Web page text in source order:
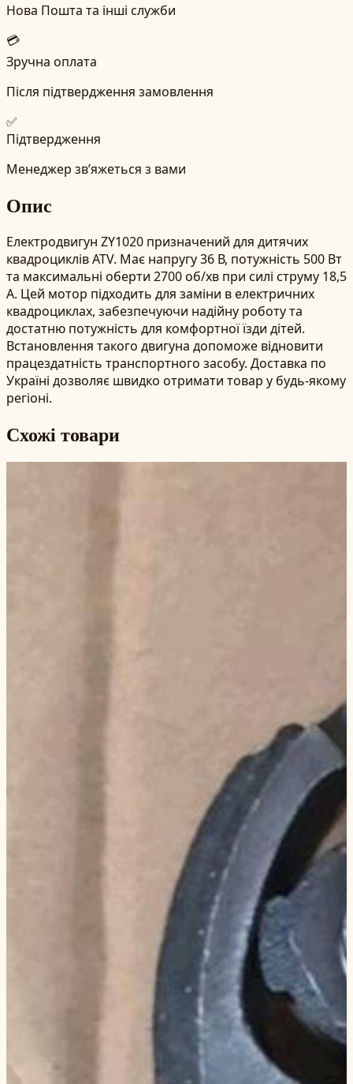
Нова Пошта та інші служби
💳
Зручна оплата
Після підтвердження замовлення
✅
Підтвердження
Менеджер зв’яжеться з вами
Опис
Електродвигун ZY1020 призначений для дитячих
квадроциклів ATV. Має напругу 36 В, потужність 500 Вт
та максимальні оберти 2700 об/хв при силі струму 18,5
А. Цей мотор підходить для заміни в електричних
квадроциклах, забезпечуючи надійну роботу та
достатню потужність для комфортної їзди дітей.
Встановлення такого двигуна допоможе відновити
працездатність транспортного засобу. Доставка по
Україні дозволяє швидко отримати товар у будь-якому
регіоні.
Схожі товари